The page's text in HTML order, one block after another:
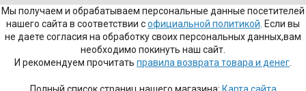
Мы получаем и обрабатываем персональные данные посетителей
нашего сайта в соответствии софициальной политикой. Если вы
не даете согласия на обработку своих персональных данных,вам
необходимо покинуть наш сайт.
И рекомендуем прочитать правила возврата товара и денег.